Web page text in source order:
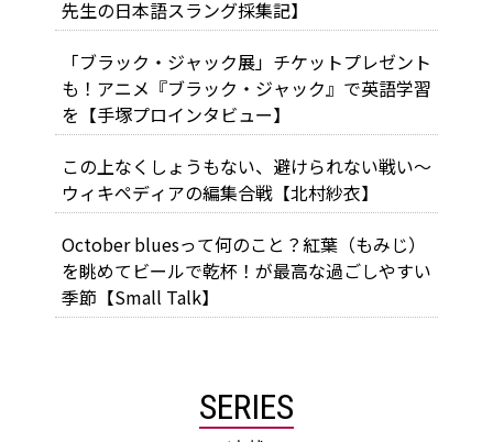
先生の日本語スラング採集記】
「ブラック・ジャック展」チケットプレゼント
も！アニメ『ブラック・ジャック』で英語学習
を【手塚プロインタビュー】
この上なくしょうもない、避けられない戦い～
ウィキペディアの編集合戦【北村紗衣】
October bluesって何のこと？紅葉（もみじ）
を眺めてビールで乾杯！が最高な過ごしやすい
季節【Small Talk】
SERIES